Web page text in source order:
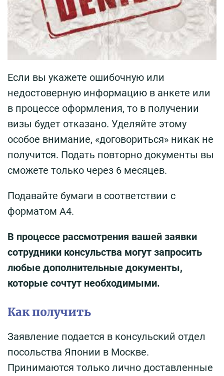
Если вы укажете ошибочную или
недостоверную информацию в анкете или
в процессе оформления, то в получении
визы будет отказано. Уделяйте этому
особое внимание, «договориться» никак не
получится. Подать повторно документы вы
сможете только через 6 месяцев.
Подавайте бумаги в соответствии с
форматом А4.
В процессе рассмотрения вашей заявки
сотрудники консульства могут запросить
любые дополнительные документы,
которые сочтут необходимыми.
Как получить
Заявление подается в консульский отдел
посольства Японии в Москве.
Принимаются только лично доставленные